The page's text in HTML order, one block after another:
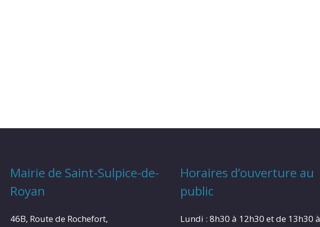
Mairie de Saint-Sulpice-de-
Royan
46B, Route de Rochefort,
Horaires d’ouverture au
public
Lundi : 8h30 à 12h30 et de 13h30 à